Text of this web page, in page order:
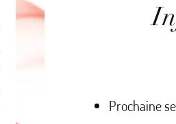
Prochaine